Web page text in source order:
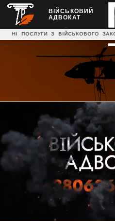
ВІЙСЬКОВИЙ
АДВОКАТ
З ВІЙСЬКОВОГО